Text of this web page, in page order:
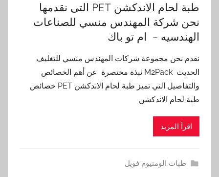
طبة لحام الاندكشن PET التى نقدمها
نحن شركة المهندس منسي للصناعات
الهندسيه – ام تو باك
نقدم نحن مجموعة شركات المهندس منسي للتغليف
الحديث M2Pack نبذة مختصرة عن أهم الخصائص
والتفاصيل التي تميز طبة لحام الاندكشن PET خصائص
طبة لحام الاندكشن
اقرأ المزيد
طبات الومنيوم فويل